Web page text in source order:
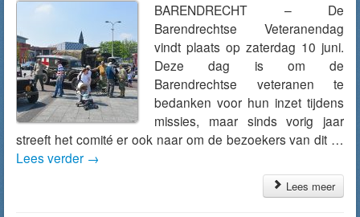
BARENDRECHT – De
Barendrechtse Veteranendag
vindt plaats op zaterdag 10 juni.
Deze dag is om de
Barendrechtse veteranen te
bedanken voor hun inzet tijdens
missies, maar sinds vorig jaar
streeft het comité er ook naar om de bezoekers van dit …
Lees verder →
Lees meer